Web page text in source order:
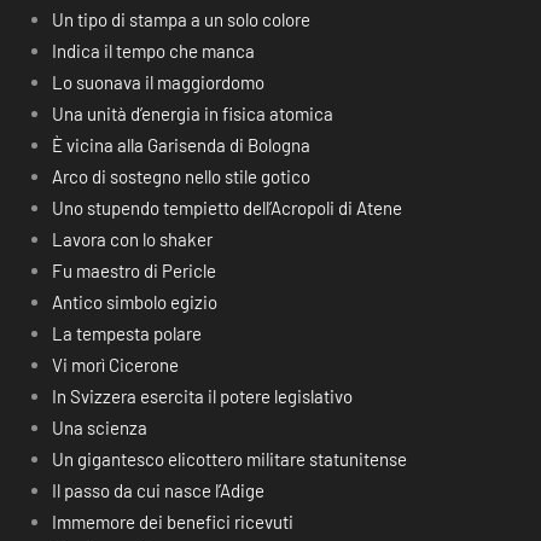
Un tipo di stampa a un solo colore
Indica il tempo che manca
Lo suonava il maggiordomo
Una unità d’energia in fisica atomica
È vicina alla Garisenda di Bologna
Arco di sostegno nello stile gotico
Uno stupendo tempietto dell’Acropoli di Atene
Lavora con lo shaker
Fu maestro di Pericle
Antico simbolo egizio
La tempesta polare
Vi morì Cicerone
In Svizzera esercita il potere legislativo
Una scienza
Un gigantesco elicottero militare statunitense
Il passo da cui nasce l’Adige
Immemore dei benefici ricevuti